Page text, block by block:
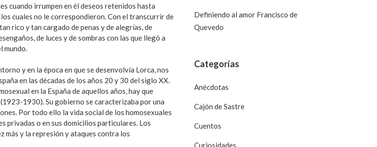
cuando irrumpen en él deseos retenidos hasta
cuales no le correspondieron. Con el transcurrir de
rico y tan cargado de penas y de alegrías, de
de luces y de sombras con las que llegó a
mundo.
y en la época en que se desenvolvía Lorca, nos
en las décadas de los años 20 y 30 del siglo XX.
en la España de aquellos años, hay que
1930). Su gobierno se caracterizaba por una
Por todo ello la vida social de los homosexuales
privadas o en sus domicilios particulares. Los
más y la represión y ataques contra los
Definiendo al amor Francisco de
Quevedo
Categorías
Anécdotas
Cajón de Sastre
Cuentos
Curiosidades